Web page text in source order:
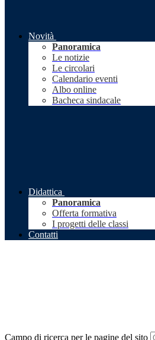
Novità
Panoramica
Le notizie
Le circolari
Calendario eventi
Albo online
Bacheca sindacale
Didattica
Panoramica
Offerta formativa
I progetti delle classi
Contatti
Campo di ricerca per le pagine del sito